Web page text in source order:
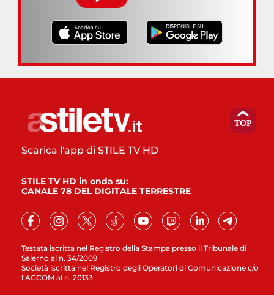
Testata iscritta nel Registro della Stampa presso il Tribunale di
Salerno al n. 34/2009
Società iscritta nel Registro degli Operatori di Comunicazione c/o
l’AGCOM al n. 20133
Scarica l'app di STILE TV HD
STILE TV HD in onda su:
CANALE 78 DEL DIGITALE TERRESTRE